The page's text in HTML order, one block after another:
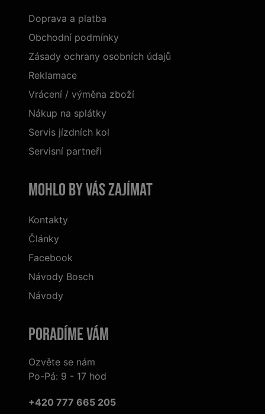
Doprava a platba
Obchodní podmínky
Zásady ochrany osobních údajů
Reklamace
Vrácení / výměna zboží
Nákup na splátky
Servis jízdních kol
Servisní partneři
Mohlo by vás zajímat
Kontakty
Články
Facebook
Návody Bosch
Návody
Poradíme Vám
Ozvěte se nám
Po-Pá: 9 - 17 hod
+420 777 665 205